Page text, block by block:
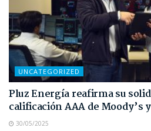
UNCATEGORIZED
Pluz Energía reafirma su
calificación AAA de Moody’s
30/05/2025